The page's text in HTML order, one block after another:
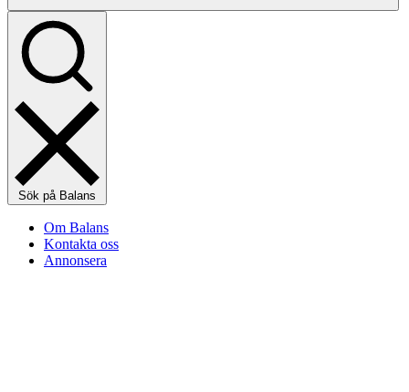
Sök på Balans
Om Balans
Kontakta oss
Annonsera